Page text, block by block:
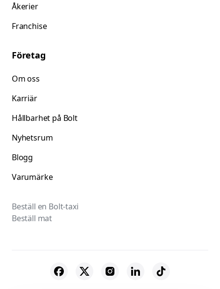
Åkerier
Franchise
Företag
Om oss
Karriär
Hållbarhet på Bolt
Nyhetsrum
Blogg
Varumärke
Beställ en Bolt-taxi
Beställ mat